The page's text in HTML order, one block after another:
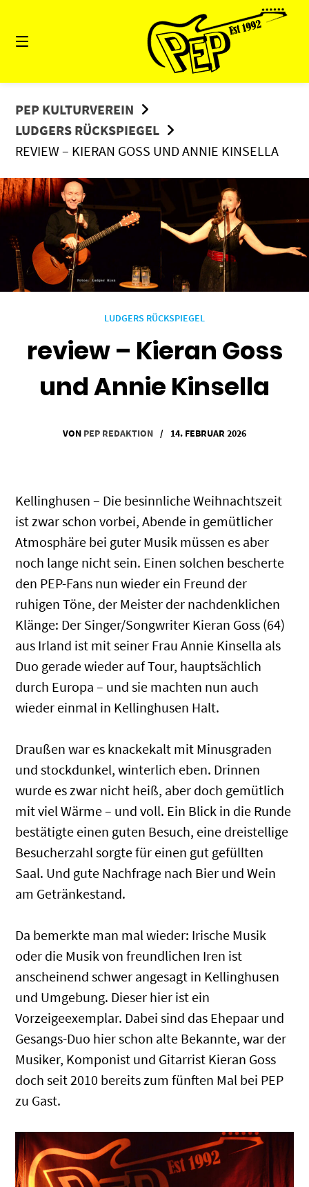
Inhalt
PEP KULTURVEREIN
LUDGERS RÜCKSPIEGEL
REVIEW – KIERAN GOSS UND ANNIE KINSELLA
LUDGERS RÜCKSPIEGEL
review – Kieran Goss
und Annie Kinsella
VON PEP REDAKTION / 14. FEBRUAR 2026
Kellinghusen – Die besinnliche Weihnachtszeit
ist zwar schon vorbei, Abende in gemütlicher
Atmosphäre bei guter Musik müssen es aber
noch lange nicht sein. Einen solchen bescherte
den PEP-Fans nun wieder ein Freund der
ruhigen Töne, der Meister der nachdenklichen
Klänge: Der Singer/Songwriter Kieran Goss (64)
aus Irland ist mit seiner Frau Annie Kinsella als
Duo gerade wieder auf Tour, hauptsächlich
durch Europa – und sie machten nun auch
wieder einmal in Kellinghusen Halt.
Draußen war es knackekalt mit Minusgraden
und stockdunkel, winterlich eben. Drinnen
wurde es zwar nicht heiß, aber doch gemütlich
mit viel Wärme – und voll. Ein Blick in die Runde
bestätigte einen guten Besuch, eine dreistellige
Besucherzahl sorgte für einen gut gefüllten
Saal. Und gute Nachfrage nach Bier und Wein
am Getränkestand.
Da bemerkte man mal wieder: Irische Musik
oder die Musik von freundlichen Iren ist
anscheinend schwer angesagt in Kellinghusen
und Umgebung. Dieser hier ist ein
Vorzeigeexemplar. Dabei sind das Ehepaar und
Gesangs-Duo hier schon alte Bekannte, war der
Musiker, Komponist und Gitarrist Kieran Goss
doch seit 2010 bereits zum fünften Mal bei PEP
zu Gast.